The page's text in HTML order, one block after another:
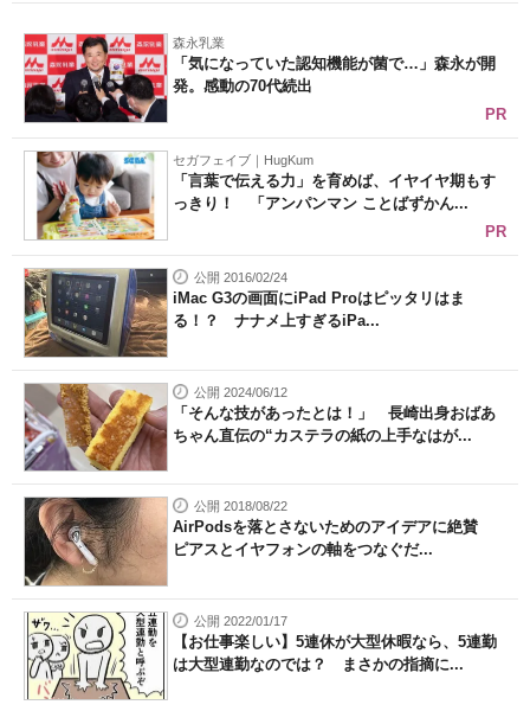
森永乳業
「気になっていた認知機能が菌で…」森永が開
発。感動の70代続出
PR
セガフェイブ｜HugKum
「言葉で伝える力」を育めば、イヤイヤ期もす
っきり！ 「アンパンマン ことばずかん...
PR
公開 2016/02/24
iMac G3の画面にiPad Proはピッタリはま
る！？ ナナメ上すぎるiPa...
公開 2024/06/12
「そんな技があったとは！」 長崎出身おばあ
ちゃん直伝の“カステラの紙の上手なはが...
公開 2018/08/22
AirPodsを落とさないためのアイデアに絶賛
ピアスとイヤフォンの軸をつなぐだ...
公開 2022/01/17
【お仕事楽しい】5連休が大型休暇なら、5連勤
は大型連勤なのでは？ まさかの指摘に...